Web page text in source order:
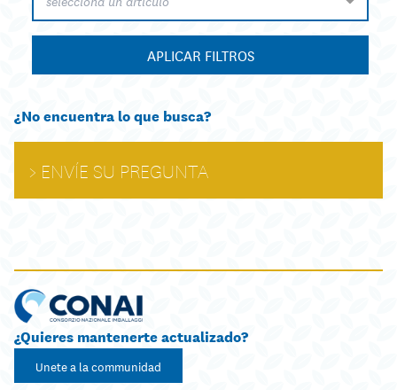
APLICAR FILTROS
¿No encuentra lo que busca?
ENVÍE SU PREGUNTA
¿Quieres mantenerte actualizado?
Unete a la communidad